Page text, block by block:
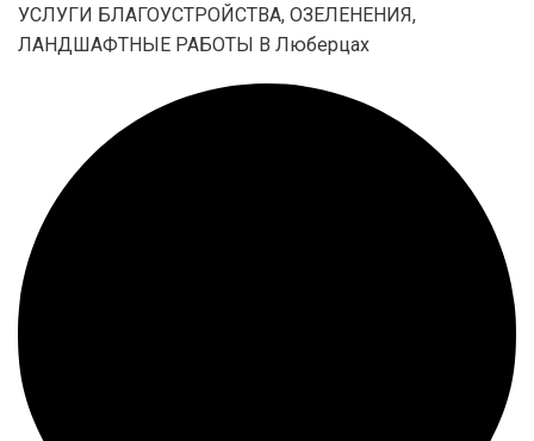
УСЛУГИ БЛАГОУСТРОЙСТВА, ОЗЕЛЕНЕНИЯ,
ЛАНДШАФТНЫЕ РАБОТЫ В Люберцах